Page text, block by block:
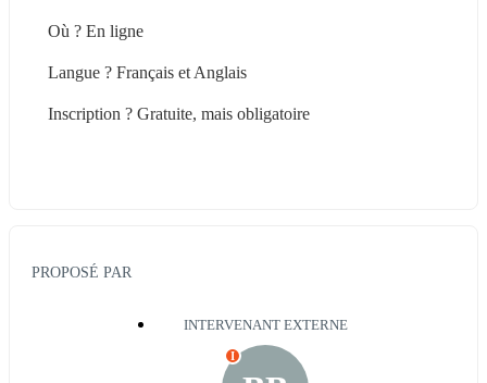
Où ? En ligne
Langue ? Français et Anglais
Inscription ? Gratuite, mais obligatoire
PROPOSÉ PAR
INTERVENANT EXTERNE
I